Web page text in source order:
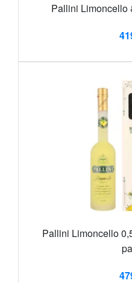
Pallini Limoncello
Pallini Limoncello